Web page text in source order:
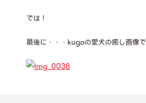
では！
最後に・・・kugaの愛犬の癒し画像で